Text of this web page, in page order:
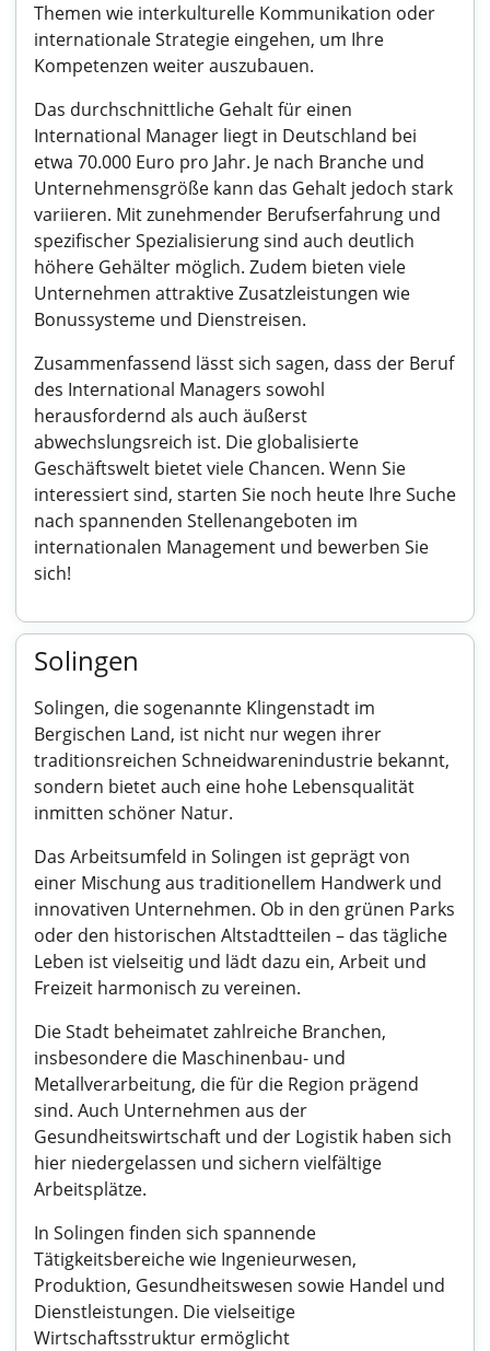
Themen wie interkulturelle Kommunikation oder
internationale Strategie eingehen, um Ihre
Kompetenzen weiter auszubauen.
Das durchschnittliche Gehalt für einen
International Manager liegt in Deutschland bei
etwa 70.000 Euro pro Jahr. Je nach Branche und
Unternehmensgröße kann das Gehalt jedoch stark
variieren. Mit zunehmender Berufserfahrung und
spezifischer Spezialisierung sind auch deutlich
höhere Gehälter möglich. Zudem bieten viele
Unternehmen attraktive Zusatzleistungen wie
Bonussysteme und Dienstreisen.
Zusammenfassend lässt sich sagen, dass der Beruf
des International Managers sowohl
herausfordernd als auch äußerst
abwechslungsreich ist. Die globalisierte
Geschäftswelt bietet viele Chancen. Wenn Sie
interessiert sind, starten Sie noch heute Ihre Suche
nach spannenden Stellenangeboten im
internationalen Management und bewerben Sie
sich!
Solingen
Solingen, die sogenannte Klingenstadt im
Bergischen Land, ist nicht nur wegen ihrer
traditionsreichen Schneidwarenindustrie bekannt,
sondern bietet auch eine hohe Lebensqualität
inmitten schöner Natur.
Das Arbeitsumfeld in Solingen ist geprägt von
einer Mischung aus traditionellem Handwerk und
innovativen Unternehmen. Ob in den grünen Parks
oder den historischen Altstadtteilen – das tägliche
Leben ist vielseitig und lädt dazu ein, Arbeit und
Freizeit harmonisch zu vereinen.
Die Stadt beheimatet zahlreiche Branchen,
insbesondere die Maschinenbau- und
Metallverarbeitung, die für die Region prägend
sind. Auch Unternehmen aus der
Gesundheitswirtschaft und der Logistik haben sich
hier niedergelassen und sichern vielfältige
Arbeitsplätze.
In Solingen finden sich spannende
Tätigkeitsbereiche wie Ingenieurwesen,
Produktion, Gesundheitswesen sowie Handel und
Dienstleistungen. Die vielseitige
Wirtschaftsstruktur ermöglicht